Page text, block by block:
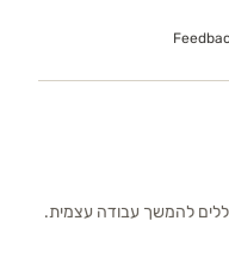
להמשך עבודה עצמית.